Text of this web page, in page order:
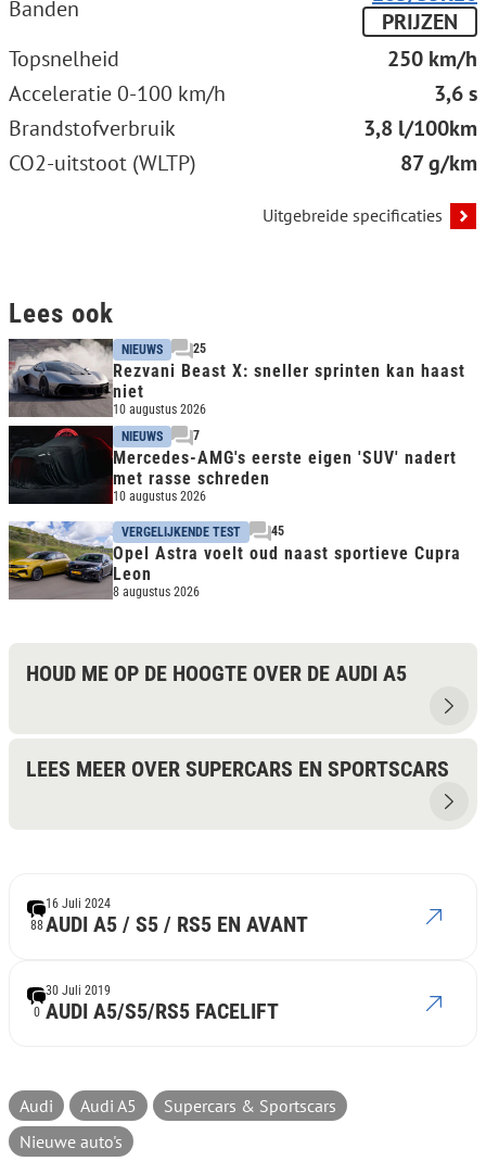
Banden
PRIJZEN
Topsnelheid
250 km/h
Acceleratie 0-100 km/h
3,6 s
Brandstofverbruik
3,8 l/100km
CO2-uitstoot (WLTP)
87 g/km
Uitgebreide specificaties
Lees ook
NIEUWS 25
Rezvani Beast X: sneller sprinten kan haast
niet
10 augustus 2026
NIEUWS
7
Mercedes-AMG's eerste eigen 'SUV' nadert
met rasse schreden
10 augustus 2026
VERGELIJKENDE TEST 45
Opel Astra voelt oud naast sportieve Cupra
Leon
8 augustus 2026
HOUD ME OP DE HOOGTE OVER DE AUDI A5
LEES MEER OVER SUPERCARS EN SPORTSCARS
88AUDI A5 / S5 / RS5 EN AVANT
16 Juli 2024
0 AUDI A5/S5/RS5 FACELIFT
30 Juli 2019
Audi Audi A5
Supercars & Sportscars
Nieuwe auto's